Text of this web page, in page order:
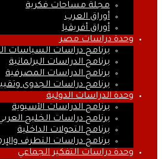
مجلة مساحات فكرية
أوراق العرب
أوراق أفريقيا
وحدة دراسات مصر
برنامج دراسات السياسات
برنامج الدراسات البرلمانية
برنامج الدراسات المصرفية
برنامج دراسات الجدوى
وحدة الدراسات الدولية
برنامج الدراسات الآسيوية
برنامج دراسات الخليج
برنامج التحولات الداخلية
برنامج دراسات التطرف
وحدة دراسات التفكير الجماعي